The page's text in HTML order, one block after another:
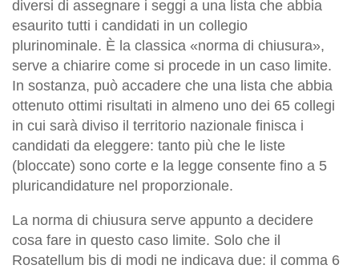
diversi di assegnare i seggi a una lista che abbia
esaurito tutti i candidati in un collegio
plurinominale. È la classica «norma di chiusura»,
serve a chiarire come si procede in un caso limite.
In sostanza, può accadere che una lista che abbia
ottenuto ottimi risultati in almeno uno dei 65 collegi
in cui sarà diviso il territorio nazionale finisca i
candidati da eleggere: tanto più che le liste
(bloccate) sono corte e la legge consente fino a 5
pluricandidature nel proporzionale.
La norma di chiusura serve appunto a decidere
cosa fare in questo caso limite. Solo che il
Rosatellum bis di modi ne indicava due: il comma 6